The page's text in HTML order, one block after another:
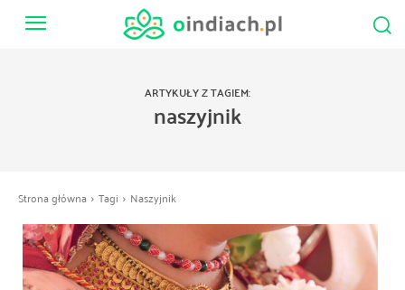
ARTYKUŁY Z TAGIEM:
naszyjnik
Strona główna Tagi Naszyjnik